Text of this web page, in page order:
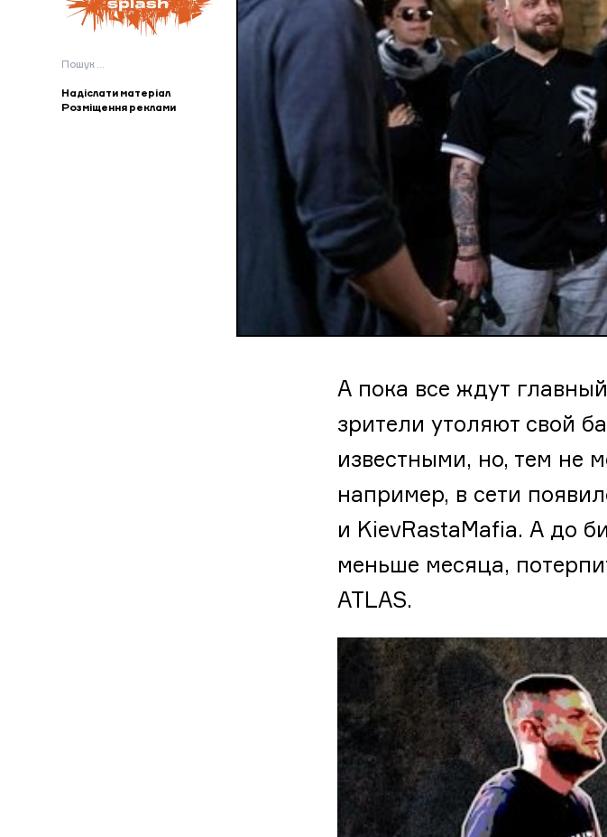
Пошук:
Надіслати матеріал
Розміщення реклами
А пока все ждут
зрители утоляют свой
известными, но, тем не
например, в сети
и KievRastаMafia. А до
меньше месяца,
ATLAS.